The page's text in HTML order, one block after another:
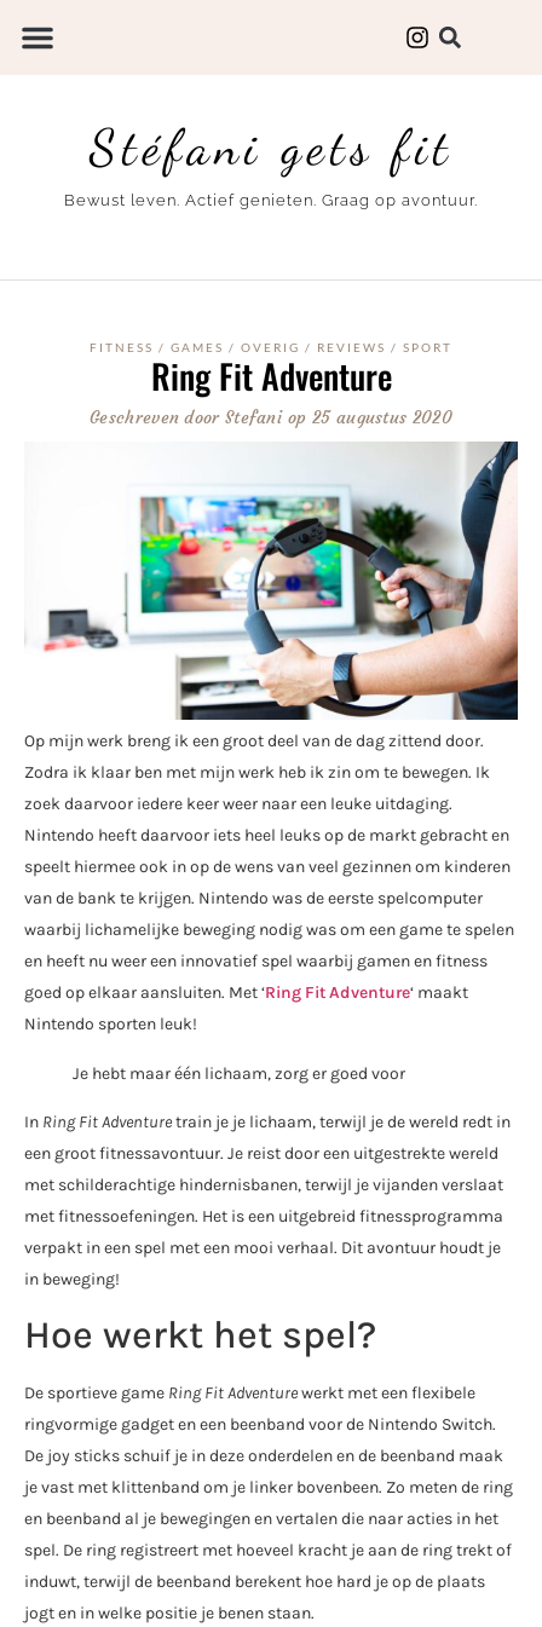
Stéfani gets fit
Bewust leven. Actief genieten. Graag op avontuur.
FITNESS / GAMES / OVERIG / REVIEWS / SPORT
Ring Fit Adventure
Geschreven doorStefani op 25 augustus 2020
Op mijn werk breng ik een groot deel van de dag zittend door.
Zodra ik klaar ben met mijn werk heb ik zin om te bewegen. Ik
zoek daarvoor iedere keer weer naar een leuke uitdaging.
Nintendo heeft daarvoor iets heel leuks op de markt gebracht en
speelt hiermee ook in op de wens van veel gezinnen om kinderen
van de bank te krijgen. Nintendo was de eerste spelcomputer
waarbij lichamelijke beweging nodig was om een game te spelen
en heeft nu weer een innovatief spel waarbij gamen en fitness
goed op elkaar aansluiten. Met ‘Ring Fit Adventure‘ maakt
Nintendo sporten leuk!
Je hebt maar één lichaam, zorg er goed voor
In Ring Fit Adventuretrain je je lichaam, terwijl je de wereld redt in
een groot fitnessavontuur. Je reist door een uitgestrekte wereld
met schilderachtige hindernisbanen, terwijl je vijanden verslaat
met fitnessoefeningen. Het is een uitgebreid fitnessprogramma
verpakt in een spel met een mooi verhaal. Dit avontuur houdt je
in beweging!
Hoe werkt het spel?
De sportieve game Ring Fit Adventurewerkt met een flexibele
ringvormige gadget en een beenband voor de Nintendo Switch.
De joy sticks schuif je in deze onderdelen en de beenband maak
je vast met klittenband om je linker bovenbeen. Zo meten de ring
en beenband al je bewegingen en vertalen die naar acties in het
spel. De ring registreert met hoeveel kracht je aan de ring trekt of
induwt, terwijl de beenband berekent hoe hard je op de plaats
jogt en in welke positie je benen staan.